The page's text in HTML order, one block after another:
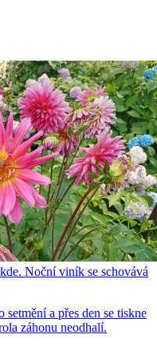
Noční viník se schovává
a přes den se tiskne
záhonu neodhalí.